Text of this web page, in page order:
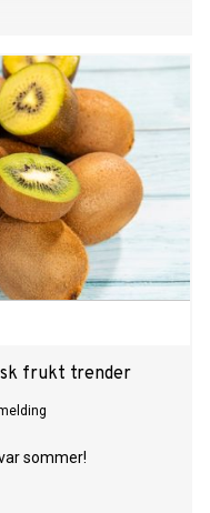
frukt trender
sommer!